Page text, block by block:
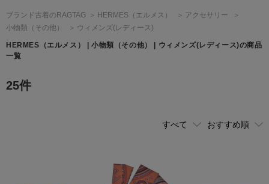
ト
ブランド古着のRAGTAG HERMES （エルメス）
アクセサリー
小物類（その他）
ウィメンズ(レディース)
HERMES （エルメス）
| 小物類（その他） | ウィメンズ(レディース)の商品
一覧
25件